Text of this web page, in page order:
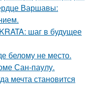
Варшавы:
шаг в будущее
белому не место.
Сан-паулу.
мечта становится